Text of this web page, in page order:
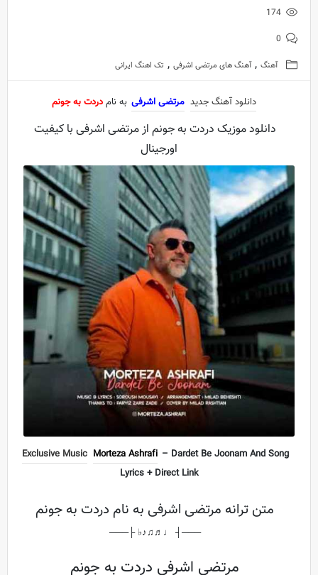
174
0
آهنگ , آهنگ های مرتضی اشرفی , تک اهنگ ایرانی
دانلود آهنگ جدید مرتضی اشرفی به نام دردت به جونم
دانلود موزیک دردت به جونم از مرتضی اشرفی با کیفیت
اورجینال
Exclusive Music Morteza Ashrafi – Dardet Be Joonam And Song
Lyrics + Direct Link
متن ترانه مرتضی اشرفی به نام دردت به جونم
───┤ ♩♬♫♪♭ ├───
مرتضی اشرفی دردت به جونم